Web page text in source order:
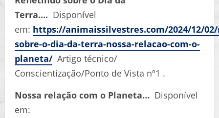
Terra…. Disponível
em: https://animaissilvestres.com/2024/12/
sobre-o-dia-da-terra-nossa-relacao-com-o-
planeta/Artigo técnico/
Conscientização/Ponto de Vista nº1 .
Nossa relação com o Planeta… Disponível
em: